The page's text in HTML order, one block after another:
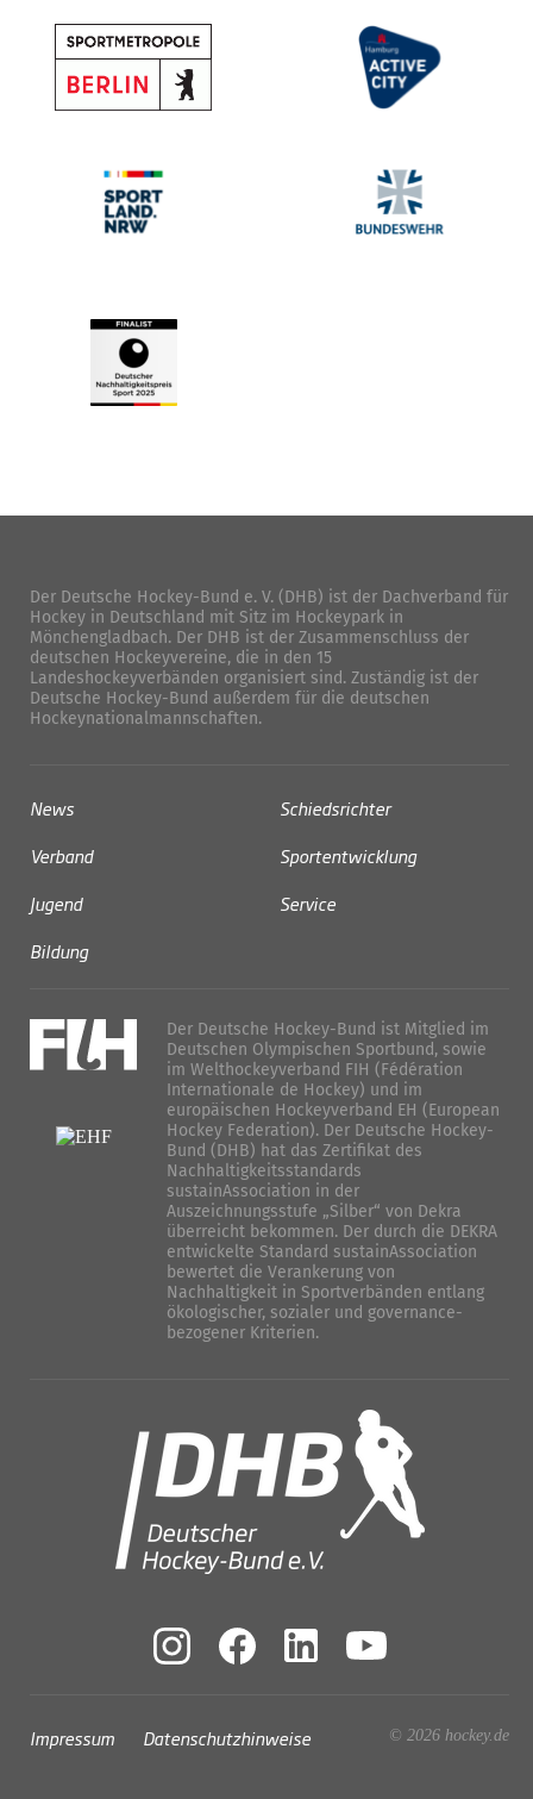
Der Deutsche Hockey-Bund e. V. (DHB) ist der Dachverband für
Hockey in Deutschland mit Sitz im Hockeypark in
Mönchengladbach. Der DHB ist der Zusammenschluss der
deutschen Hockeyvereine, die in den 15
Landeshockeyverbänden organisiert sind. Zuständig ist der
Deutsche Hockey-Bund außerdem für die deutschen
Hockeynationalmannschaften.
News
Verband
Jugend
Bildung
Schiedsrichter
Sportentwicklung
Service
Der Deutsche Hockey-Bund ist Mitglied im
Deutschen Olympischen Sportbund, sowie
im Welthockeyverband FIH (Fédération
Internationale de Hockey) und im
europäischen Hockeyverband EH (European
Hockey Federation). Der Deutsche Hockey-
Bund (DHB) hat das Zertifikat des
Nachhaltigkeitsstandards
sustainAssociation in der
Auszeichnungsstufe „Silber“ von Dekra
überreicht bekommen. Der durch die DEKRA
entwickelte Standard sustainAssociation
bewertet die Verankerung von
Nachhaltigkeit in Sportverbänden entlang
ökologischer, sozialer und governance-
bezogener Kriterien.
Impressum Datenschutzhinweise © 2026 hockey.de